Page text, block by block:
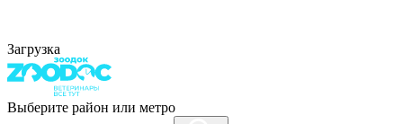
Загрузка
Выберите район или метро